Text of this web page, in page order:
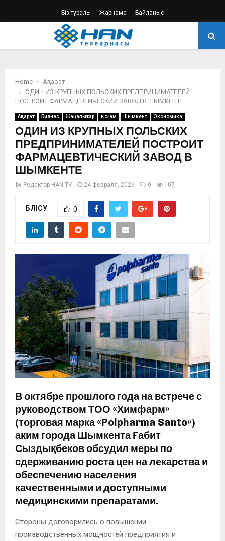
Біз туралы Жарнама Байланыс
PRIMARY
Home
Ақпарат
ОДИН ИЗ КРУПНЫХ ПОЛЬСКИХ ПРЕДПРИНИМАТЕЛЕЙ
ПОСТРОИТ ФАРМАЦЕВТИЧЕСКИЙ ЗАВОД В ШЫМКЕНТЕ
Ақпарат Бизнес Жаңалықтар Қоғам Шымкент Экономика
ОДИН ИЗ КРУПНЫХ ПОЛЬСКИХ
ПРЕДПРИНИМАТЕЛЕЙ ПОСТРОИТ
ФАРМАЦЕВТИЧЕСКИЙ ЗАВОД В
ШЫМКЕНТЕ
by Редактор HAN TV 24 февраля, 2026 0 107
БӨЛІСУ 0
В октябре прошлого года на встрече с
руководством ТОО «Химфарм»
(торговая марка «Polpharma Santo»)
аким города Шымкента Ғабит
Сыздықбеков обсудил меры по
сдерживанию роста цен на лекарства и
обеспечению населения
качественными и доступными
медицинскими препаратами.
Стороны договорились о повышении
производственных мощностей предприятия и